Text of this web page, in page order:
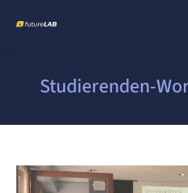
Studierenden-